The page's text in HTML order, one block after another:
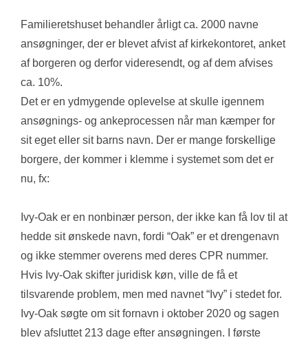
Familieretshuset behandler årligt ca. 2000 navne
ansøgninger, der er blevet afvist af kirkekontoret, anket
af borgeren og derfor videresendt, og af dem afvises
ca. 10%.
Det er en ydmygende oplevelse at skulle igennem
ansøgnings- og ankeprocessen når man kæmper for
sit eget eller sit barns navn. Der er mange forskellige
borgere, der kommer i klemme i systemet som det er
nu, fx:
Ivy-Oak er en nonbinær person, der ikke kan få lov til at
hedde sit ønskede navn, fordi “Oak” er et drengenavn
og ikke stemmer overens med deres CPR nummer.
Hvis Ivy-Oak skifter juridisk køn, ville de få et
tilsvarende problem, men med navnet “Ivy” i stedet for.
Ivy-Oak søgte om sit fornavn i oktober 2020 og sagen
blev afsluttet 213 dage efter ansøgningen. I første